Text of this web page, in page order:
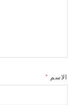
الاسم *